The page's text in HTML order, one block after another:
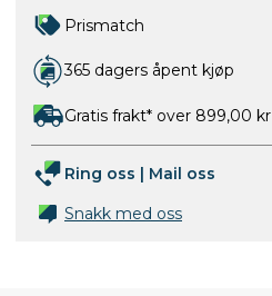
Prismatch
365 dagers åpent kjøp
Gratis frakt* over 899,00 kr
Ring oss | Mail oss
Snakk med oss